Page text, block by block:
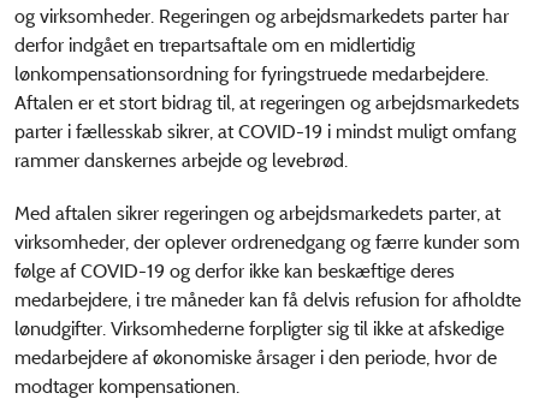
og virksomheder. Regeringen og arbejdsmarkedets parter har
derfor indgået en trepartsaftale om en midlertidig
lønkompensationsordning for fyringstruede medarbejdere.
Aftalen er et stort bidrag til, at regeringen og arbejdsmarkedets
parter i fællesskab sikrer, at COVID-19 i mindst muligt omfang
rammer danskernes arbejde og levebrød.
Med aftalen sikrer regeringen og arbejdsmarkedets parter, at
virksomheder, der oplever ordrenedgang og færre kunder som
følge af COVID-19 og derfor ikke kan beskæftige deres
medarbejdere, i tre måneder kan få delvis refusion for afholdte
lønudgifter. Virksomhederne forpligter sig til ikke at afskedige
medarbejdere af økonomiske årsager i den periode, hvor de
modtager kompensationen.